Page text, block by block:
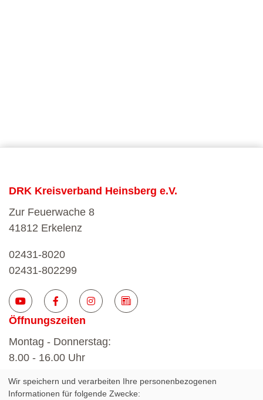
DRK Kreisverband Heinsberg e.V.
Zur Feuerwache 8
41812 Erkelenz
02431-8020
02431-802299
Öffnungszeiten
Montag - Donnerstag:
8.00 - 16.00 Uhr
Freitag:
Wir speichern und verarbeiten Ihre personenbezogenen
Informationen für folgende Zwecke: